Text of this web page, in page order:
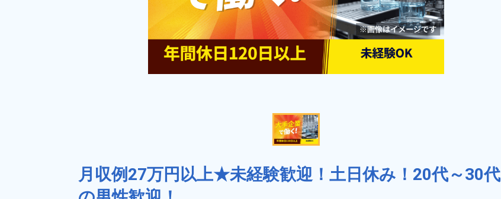
月収例27万円以上★未経験歓迎！土日休み！20代～30代
寮完備 赴任旅費あり
キャンペーン実施中！
男性活躍中